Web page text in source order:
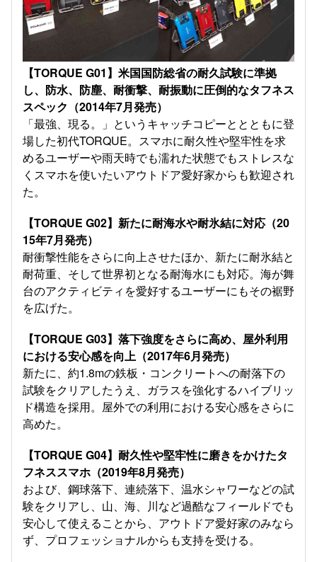
【TORQUE G01】米国国防総省の耐久試験に準拠
し、防水、防塵、耐衝撃、耐振動に圧倒的なタフネス
スペック（2014年7月発売）
「最強、現る。」というキャッチコピーととともに登
場した初代TORQUE。スマホに耐久性や堅牢性を求
めるユーザーや雨天時でも濡れた状態でもストレスな
くスマホを使いたいアウトドア愛好家からも歓迎され
た。
【TORQUE G02】新たに耐海水や耐氷結に対応（20
15年7月発売）
耐衝撃性能をさらに向上させたほか、新たに耐氷結と
耐荷重、そして世界初となる耐海水にも対応。海が舞
台のアクティビティを愛好するユーザーにもその裾野
を広げた。
【TORQUE G03】落下強度をさらに高め、屋外利用
における安心感を向上（2017年6月発売）
新たに、約1.8mの鉄板・コンクリートへの耐落下の
試験をクリアしたうえ、ガラスを強化するハイブリッ
ド構造を採用。屋外での利用における安心感をさらに
高めた。
【TORQUE G04】耐久性や堅牢性に磨きをかけたタ
フネススマホ（2019年8月発売）
および、鋼球落下、連続落下、温水シャワーなどの試
験をクリアし、山、海、川など過酷なフィールドでも
安心して使えることから、アウトドア愛好家のみなら
ず、プロフェッショナルからも支持を受ける。